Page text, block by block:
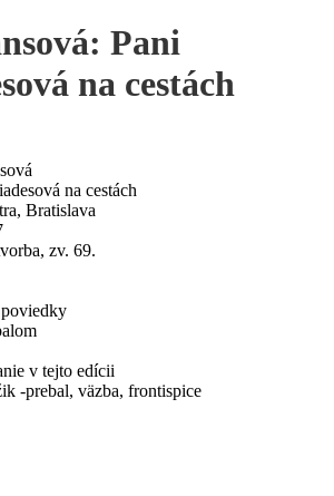
Pani
na cestách
na cestách
Bratislava
zv. 69.
v tejto edícii
-prebal, väzba, frontispice